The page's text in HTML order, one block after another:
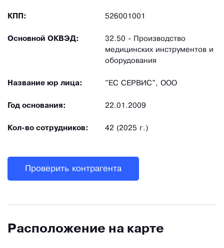
КПП: 526001001
Основной ОКВЭД:
32.50 - Производство
медицинских инструментов и
оборудования
Название юр лица: "ЕС СЕРВИС", ООО
Год основания: 22.01.2009
Кол-во сотрудников: 42 (2025 г.)
Проверить контрагента
Расположение на карте